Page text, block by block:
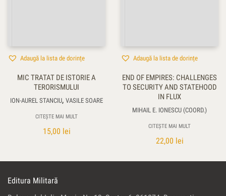
Adaugă la lista de dorințe
MIC TRATAT DE ISTORIE A
TERORISMULUI
ION-AUREL STANCIU, VASILE SOARE
CITEȘTE MAI MULT
15,00 lei
Adaugă la lista de dorințe
END OF EMPIRES: CHALLENGES
TO SECURITY AND STATEHOOD
IN FLUX
MIHAIL E. IONESCU (COORD.)
CITEȘTE MAI MULT
22,00 lei
Editura Militară